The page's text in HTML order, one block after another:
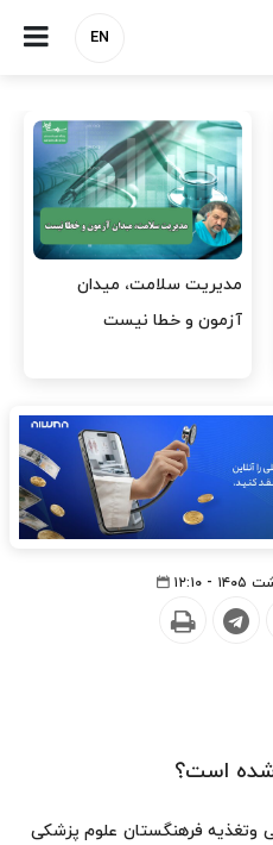
EN
واردات دارو و کالاهای اساسی
باید در اولویت تخصیص ارز
شده است؟
وتغذیه فرهنگستان علوم پزشکی